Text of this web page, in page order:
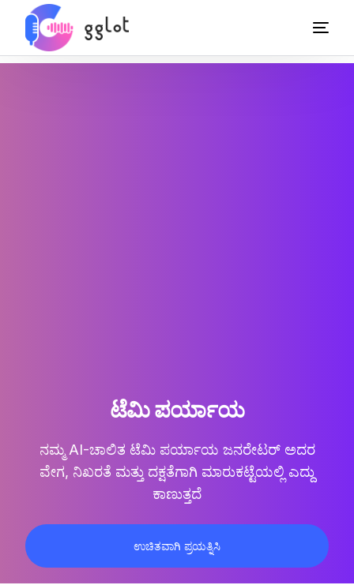
ಟೆಮಿ ಪರ್ಯಾಯ
ನಮ್ಮ AI-ಚಾಲಿತ ಟೆಮಿ ಪರ್ಯಾಯ ಜನರೇಟರ್ ಅದರ
ವೇಗ, ನಿಖರತೆ ಮತ್ತು ದಕ್ಷತೆಗಾಗಿ ಮಾರುಕಟ್ಟೆಯಲ್ಲಿ ಎದ್ದು
ಕಾಣುತ್ತದೆ
ಉಚಿತವಾಗಿ ಪ್ರಯತ್ನಿಸಿ